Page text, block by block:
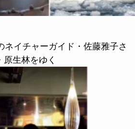
ネイチャーガイド・佐藤雅子さ
生林をゆく